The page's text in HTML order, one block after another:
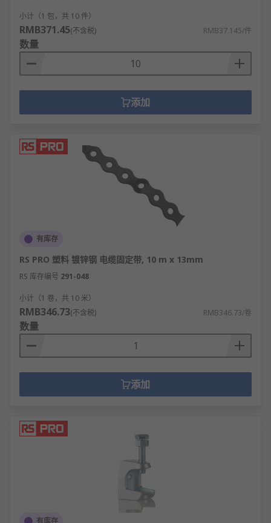
小计（1 包，共 10 件）
RMB371.45(不含税) RMB37.145/件
数量
添加
有库存
RS PRO 塑料 镀锌钢 电缆固定带, 10 m x 13mm
RS 库存编号 291-048
小计（1 卷，共 10 米）
RMB346.73(不含税) RMB346.73/卷
数量
添加
有库存